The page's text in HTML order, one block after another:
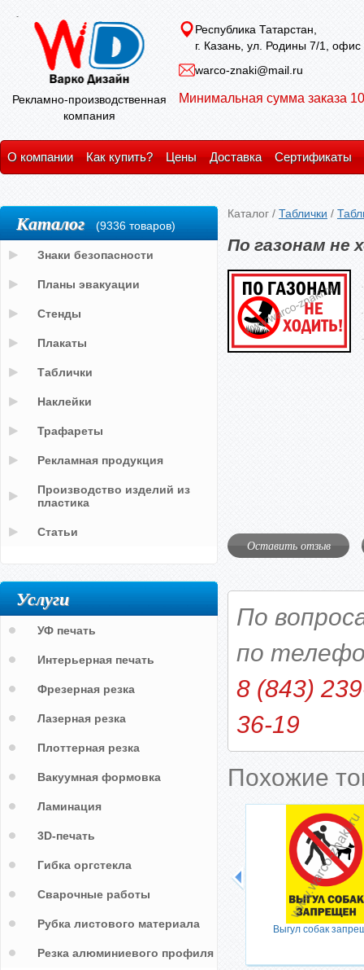
Рекламно-производственная
компания
Республика Татарстан,
г. Казань, ул. Родины 7/1, офис
warco-znaki@mail.ru
Минимальная сумма заказа
О компании Как купить? Цены Доставка Сертификаты
Каталог / Таблички /
По газонам не
Оставить отзыв
По
по
8 (843)
36-19
Похожие
Выгул собак
Каталог (9336 товаров)
Знаки безопасности
Планы эвакуации
Стенды
Плакаты
Таблички
Наклейки
Трафареты
Рекламная продукция
Производство изделий из
пластика
Статьи
Услуги
УФ печать
Интерьерная печать
Фрезерная резка
Лазерная резка
Плоттерная резка
Вакуумная формовка
Ламинация
3D-печать
Гибка оргстекла
Сварочные работы
Рубка листового материала
Резка алюминиевого профиля